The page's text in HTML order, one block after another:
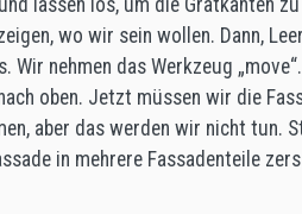
wo wir sein wollen. Dann,
nehmen das Werkzeug
oben. Jetzt müssen wir die
aber das werden wir nicht tun.
in mehrere Fassadenteile